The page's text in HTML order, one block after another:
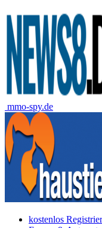
mmo-spy.de
kostenlos